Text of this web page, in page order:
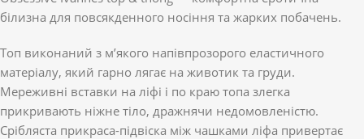
білизна для повсякденного носіння та жарких побачень.
Топ виконаний з м’якого напівпрозорого еластичного
матеріалу, який гарно лягає на животик та груди.
Мереживні вставки на ліфі і по краю топа злегка
прикривають ніжне тіло, дражнячи недомовленістю.
Срібляста прикраса-підвіска між чашками ліфа привертає